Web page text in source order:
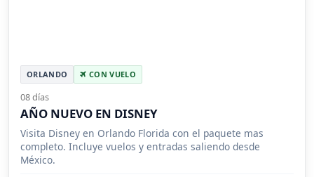
ORLANDO CON VUELO
08 días
AÑO NUEVO EN DISNEY
Visita Disney en Orlando Florida con el paquete mas
completo. Incluye vuelos y entradas saliendo desde
México.